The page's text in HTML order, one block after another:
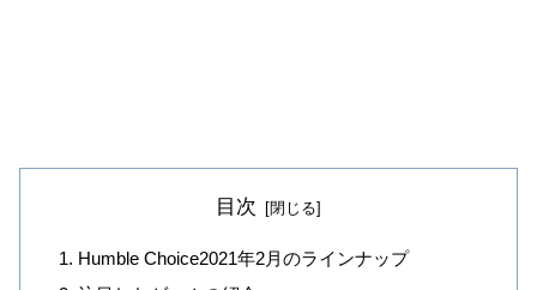
目次
Humble Choice2021年2月のラインナップ